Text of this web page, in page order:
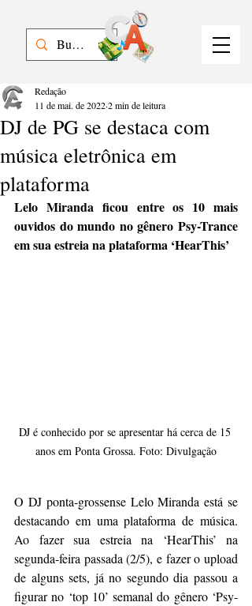
DJ de PG se destaca com
música eletrônica em
plataforma
Redação
11 de mai. de 20222 min de leitura
Lelo Miranda ficou entre os 10 mais
ouvidos do mundo no gênero Psy-Trance
em sua estreia na plataforma ‘HearThis’
DJ é conhecido por se apresentar há cerca de 15
anos em Ponta Grossa. Foto: Divulgação
O DJ ponta-grossense Lelo Miranda está se
destacando em uma plataforma de música.
Ao fazer sua estreia na ‘HearThis’ na
segunda-feira passada (2/5), e fazer o upload
de alguns sets, já no segundo dia passou a
figurar no ‘top 10’ semanal do gênero ‘Psy-